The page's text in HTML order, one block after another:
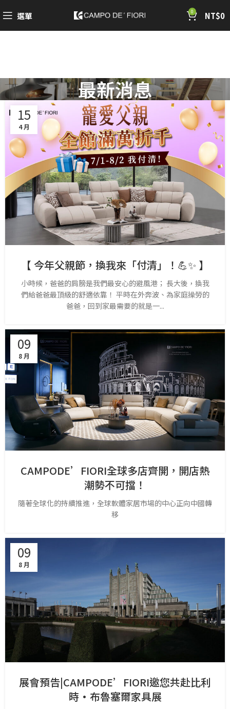
選單 0 NT$0
最新消息
15
4 月
【 今年父親節，換我來「付清」！💪✨ 】
小時候，爸爸的肩膀是我們最安心的避風港； 長大後，換我
們給爸爸最頂級的舒適依靠！ 平時在外奔波、為家庭操勞的
爸爸，回到家最需要的就是一...
09
8 月
CAMPODE’FIORI全球多店齊開，開店熱
潮勢不可擋！
隨著全球化的持續推進，全球軟體家居市場的中心正向中國轉
移
09
8 月
展會預告|CAMPODE’FIORI邀您共赴比利
時·布魯塞爾家具展